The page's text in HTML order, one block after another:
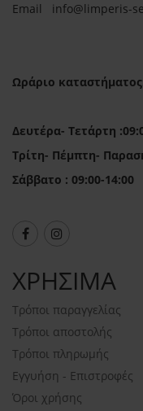
Email info@limperis-
Ωράριο
Δευτέρα- Τετάρτη
Τρίτη- Πέμπτη-
Σάββατο : 09:00-14:00
ΧΡΗΣΙΜΑ
Τρόποι παραγγελίας
Τρόποι αποστολής
Τρόποι πληρωμής
Εγγυήση - Επιστροφές
Όροι χρήσης